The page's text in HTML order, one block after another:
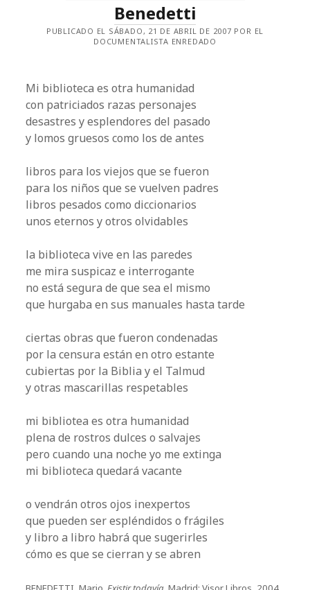
Benedetti
PUBLICADO EL SÁBADO, 21 DE ABRIL DE 2007 POR EL
DOCUMENTALISTA ENREDADO
Mi biblioteca es otra humanidad
con patriciados razas personajes
desastres y esplendores del pasado
y lomos gruesos como los de antes
libros para los viejos que se fueron
para los niños que se vuelven padres
libros pesados como diccionarios
unos eternos y otros olvidables
la biblioteca vive en las paredes
me mira suspicaz e interrogante
no está segura de que sea el mismo
que hurgaba en sus manuales hasta tarde
ciertas obras que fueron condenadas
por la censura están en otro estante
cubiertas por la Biblia y el Talmud
y otras mascarillas respetables
mi bibliotea es otra humanidad
plena de rostros dulces o salvajes
pero cuando una noche yo me extinga
mi biblioteca quedará vacante
o vendrán otros ojos inexpertos
que pueden ser espléndidos o frágiles
y libro a libro habrá que sugerirles
cómo es que se cierran y se abren